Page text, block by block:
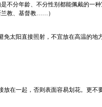
不分年龄、不分性别都能佩戴的一
兰教、基督教……）
免太阳直接照射，不宜放在高温的地
在一起，否则表面容易划花。更不